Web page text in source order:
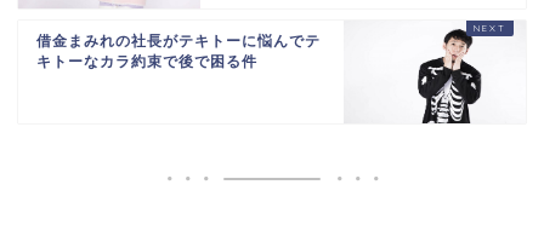
借金まみれの社長がテキトーに悩んでテ
キトーなカラ約束で後で困る件